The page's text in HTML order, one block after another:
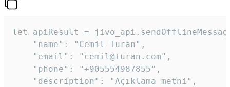
let apiResult =
    "name": "Cemil Turan",
    "email": "cemil@turan.com",
    "phone": "+905554987855",
    "description": "Açıklama metni",